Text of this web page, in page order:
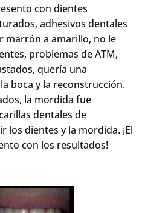
con dientes
adhesivos dentales
marrón a amarillo, no le
problemas de ATM,
quería una
boca y la reconstrucción.
la mordida fue
dentales de
los dientes y la mordida. ¡El
con los resultados!